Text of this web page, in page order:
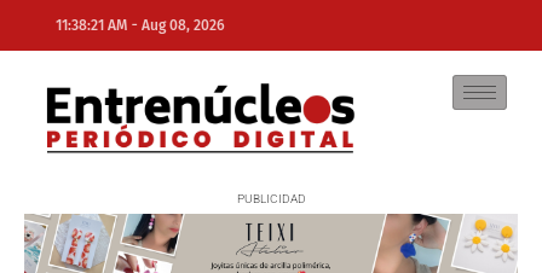
11:38:21 AM - Aug 08, 2026
NE